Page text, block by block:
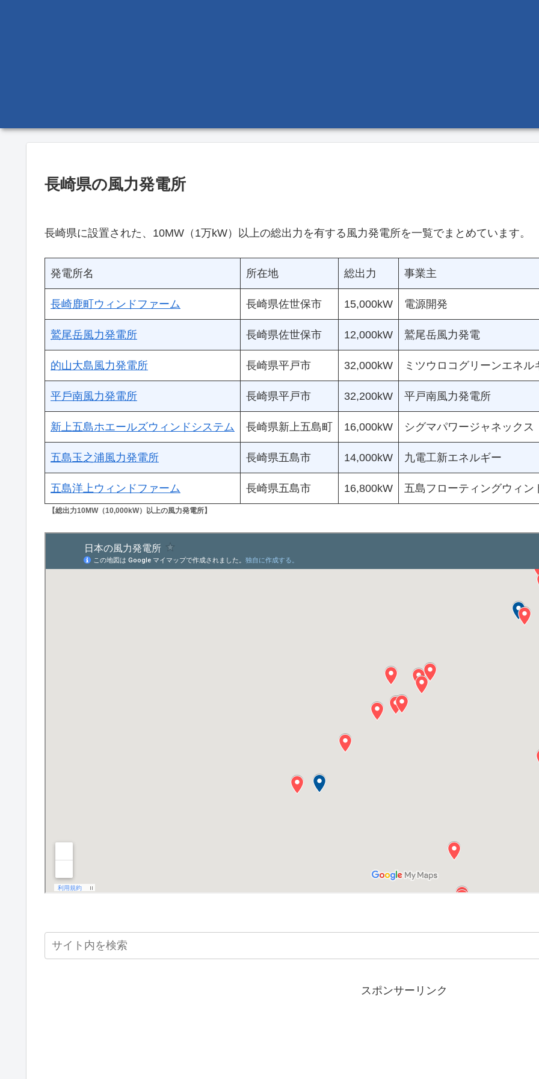
長崎県の風力発電所
長崎県に設置された、10MW（1万kW）以上の総出力を有する風力発電所を一覧でまとめています。
発電所名 所在地 総出力 事業主
長崎鹿町ウィンドファーム 長崎県佐世保市 15,000kW 電源開発
鷲尾岳風力発電所 長崎県佐世保市 12,000kW 鷲尾岳風力発電
的山大島風力発電所 長崎県平戸市 32,000kW ミツウロコグリーンエネル
平⼾南⾵⼒発電所 長崎県平戸市 32,200kW 平戸南風力発電所
新上五島ホエールズウィンドシステム 長崎県新上五島町 16,000kW シグマパワージャネックス
五島玉之浦風力発電所 長崎県五島市 14,000kW 九電工新エネルギー
五島洋上ウィンドファーム 長崎県五島市 16,800kW 五島フローティングウィン
【総出力10MW（10,000kW）以上の風力発電所】
スポンサーリンク